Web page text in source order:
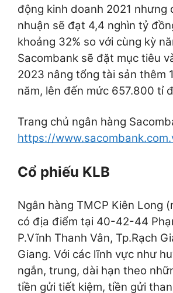
động kinh doanh 2021 nhưng
nhuận sẽ đạt 4,4 nghìn tỷ
khoảng 32% so với cùng kỳ
Sacombank sẽ đặt mục tiêu
2023 nâng tổng tài sản thêm
năm, lên đến mức 657.800 tỉ
Trang chủ ngân hàng
https://
Cổ phiếu KLB
Ngân hàng TMCP Kiên Long
có địa điểm tại 40-42-44
P.Vĩnh Thanh Vân, Tp.Rạch
Giang. Với các lĩnh vực như h
ngắn, trung, dài hạn theo
tiền gửi tiết kiệm, tiền gửi